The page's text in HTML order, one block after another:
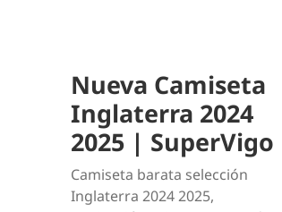
Nueva Camiseta
Inglaterra 2024
2025 | SuperVigo
Camiseta barata selección
Inglaterra 2024 2025,